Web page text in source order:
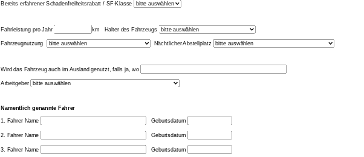
Bereits erfahrener Schadenfreiheitsrabatt / SF-Klasse
Fahrleistung pro Jahr km Halter des Fahrzeugs
Fahrzeugnutzung Nächtlicher Abstellplatz
Wird das Fahrzeug auch im Ausland genutzt, falls ja, wo
Arbeitgeber
Namentlich genannte Fahrer
1. Fahrer Name Geburtsdatum
2. Fahrer Name Geburtsdatum
3. Fahrer Name Geburtsdatum